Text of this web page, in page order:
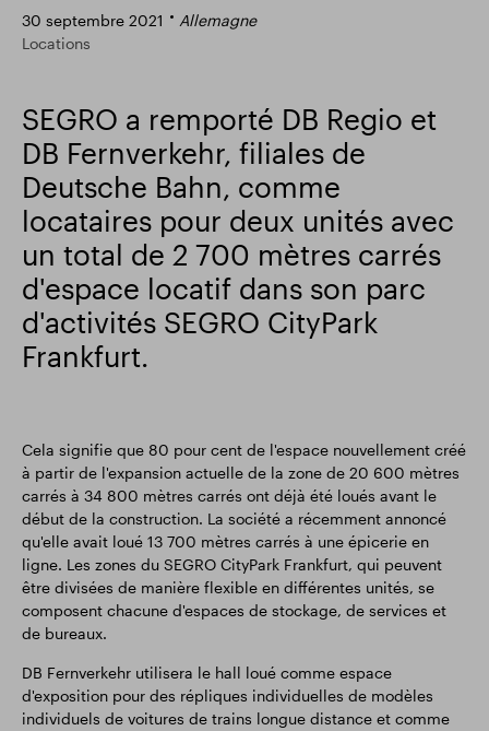
Résultats financiers
Parc intelligent
30 septembre 2021
Allemagne
Locations
SEGRO a remporté DB Regio et
DB Fernverkehr, filiales de
Deutsche Bahn, comme
locataires pour deux unités avec
un total de 2 700 mètres carrés
d'espace locatif dans son parc
d'activités SEGRO CityPark
Frankfurt.
Cela signifie que 80 pour cent de l'espace nouvellement créé
à partir de l'expansion actuelle de la zone de 20 600 mètres
carrés à 34 800 mètres carrés ont déjà été loués avant le
début de la construction. La société a récemment annoncé
qu'elle avait loué 13 700 mètres carrés à une épicerie en
ligne. Les zones du SEGRO CityPark Frankfurt, qui peuvent
être divisées de manière flexible en différentes unités, se
composent chacune d'espaces de stockage, de services et
de bureaux.
DB Fernverkehr utilisera le hall loué comme espace
d'exposition pour des répliques individuelles de modèles
individuels de voitures de trains longue distance et comme